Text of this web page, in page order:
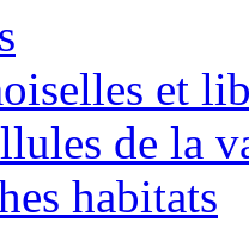
et
de la
habitats